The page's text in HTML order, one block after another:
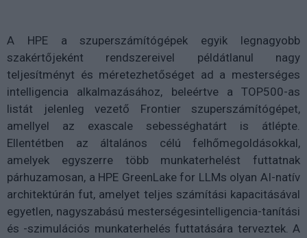
A HPE a szuperszámítógépek egyik legnagyobb
szakértőjeként rendszereivel példátlanul nagy
teljesítményt és méretezhetőséget ad a mesterséges
intelligencia alkalmazásához, beleértve a TOP500-as
listát jelenleg vezető Frontier szuperszámítógépet,
amellyel az exascale sebességhatárt is átlépte.
Ellentétben az általános célú felhőmegoldásokkal,
amelyek egyszerre több munkaterhelést futtatnak
párhuzamosan, a HPE GreenLake for LLMs olyan AI-natív
architektúrán fut, amelyet teljes számítási kapacitásával
egyetlen, nagyszabású mesterségesintelligencia-tanítási
és -szimulációs munkaterhelés futtatására terveztek. A